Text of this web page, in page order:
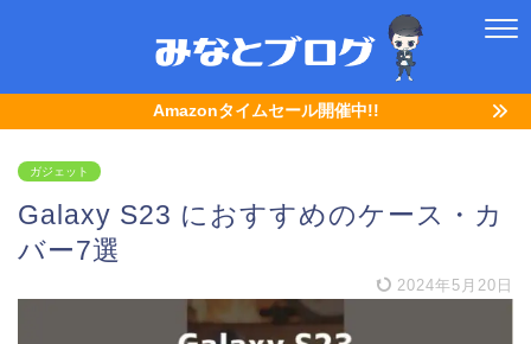
Amazonタイムセール開催中!!
ガジェット
Galaxy S23 におすすめのケース・カ
バー7選
2024年5月20日